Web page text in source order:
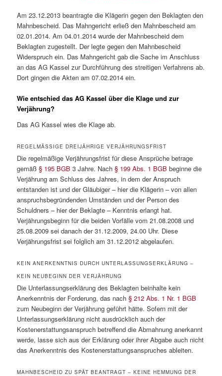
Am 23.12.2013 beantragte die Klägerin gegen den Beklagten den
Mahnbescheid. Das Mahngericht erließ den Mahnbescheid am
02.01.2014. Am 04.01.2014 wurde der Mahnbescheid dem
Beklagten zugestellt. Der legte gegen den Mahnbescheid
Widerspruch ein. Das Mahngericht gab die Sache im Anschluss
an das AG Kassel zur Durchführung des streitigen Verfahrens ab.
Dort gingen die Akten am 07.02.2014 ein.
Wie entschied das AG Kassel über die Klage und zur
Verjährung?
Das AG Kassel wies die Klage ab.
REGELMÄSSIGE DREIJÄHRIGE VERJÄHRUNGSFRIST
Die regelmäßige Verjährungsfrist für diese Ansprüche betrage
gemäß§ 195 BGB 3 Jahre. Nach§ 199 Abs. 1 BGB beginne die
Verjährung am Schluss des Jahres, in dem der Anspruch
entstanden ist und der Gläubiger – hier die Klägerin – von allen
anspruchsbegründenden Umständen und der Person des
Schuldners – hier der Beklagte – Kenntnis erlangt hat.
Verjährungsbeginn für die beiden Vorfälle vom 21.08.2008 und
25.08.2009 sei danach der 31.12.2009, 24.00 Uhr. Diese
Verjährungsfrist sei folglich am 31.12.2012 abgelaufen.
KEIN ANERKENNTNIS DURCH UNTERLASSUNGSERKLÄRUNG –
KEIN NEUBEGINN DER VERJÄHRUNG
Die Unterlassungserklärung des Beklagten beinhalte kein
Anerkenntnis der Forderung, das nach§ 212 Abs. 1 Nr. 1 BGB
zum Neubeginn der Verjährung geführt hätte. Sofern mit der
Unterlassungserklärung nicht ausdrücklich auch der
Kostenerstattungsanspruch betreffend die Abmahnung anerkannt
werde, lasse sich aus der Erklärung oder ihrer Abgabe auch nicht
das Anerkenntnis des Kostenerstattungsanspruches ableiten.
MAHNBESCHEID ZU SPÄT BEANTRAGT – KEINE HEMMUNG DER